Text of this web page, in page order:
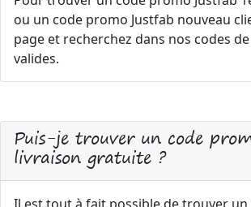
ou un code promo Justfab nouveau
page et recherchez dans nos codes
valides.
Puis-je trouver un code
livraison gratuite ?